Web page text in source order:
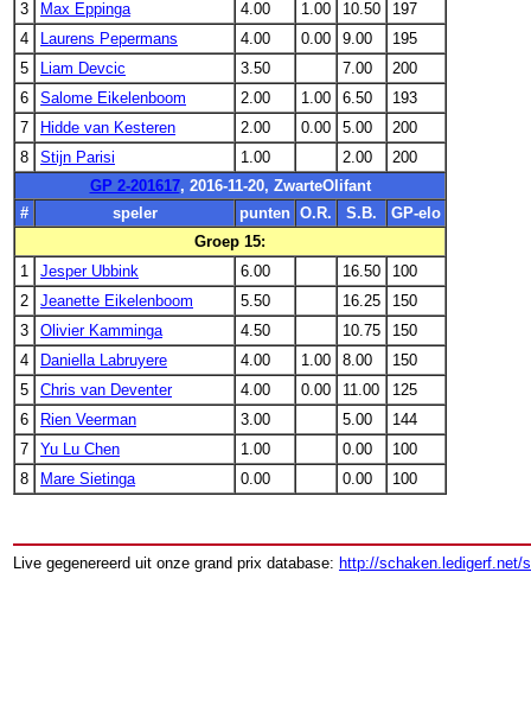
3
Max Eppinga 4.00 1.00 10.50
197
4
Laurens Pepermans 4.00 0.00 9.00
195
5
Liam Devcic 3.50 7.00
200
6
Salome Eikelenboom 2.00 1.00 6.50
193
7
Hidde van Kesteren 2.00 0.00 5.00
200
8
Stijn Parisi 1.00 2.00
200
GP 2-201617, 2016-11-20, ZwarteOlifant
#
speler punten O.R. S.B.
GP-elo
Groep 15:
1
Jesper Ubbink 6.00 16.50
100
2
Jeanette Eikelenboom 5.50 16.25
150
3
Olivier Kamminga 4.50 10.75
150
4
Daniella Labruyere 4.00 1.00 8.00
150
5
Chris van Deventer 4.00 0.00 11.00
125
6
Rien Veerman 3.00 5.00
144
7
Yu Lu Chen 1.00 0.00
100
8
Mare Sietinga 0.00 0.00 100
Live gegenereerd uit onze grand prix database: http://schaken.ledigerf.net/